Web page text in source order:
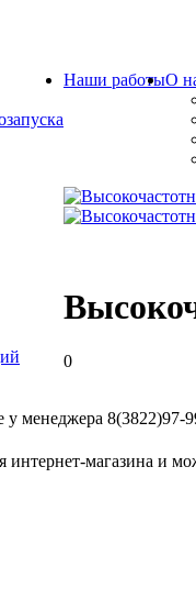
Наши работыО
0
менеджера 8(3822)97-
интернет-магазина и